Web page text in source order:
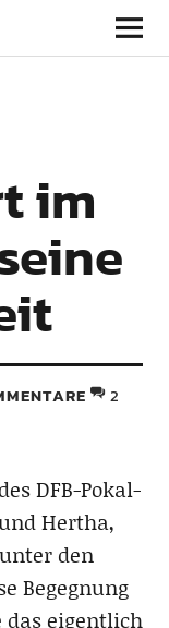
im
2
DFB-Pokal-
Hertha,
den
Begegnung
eigentlich